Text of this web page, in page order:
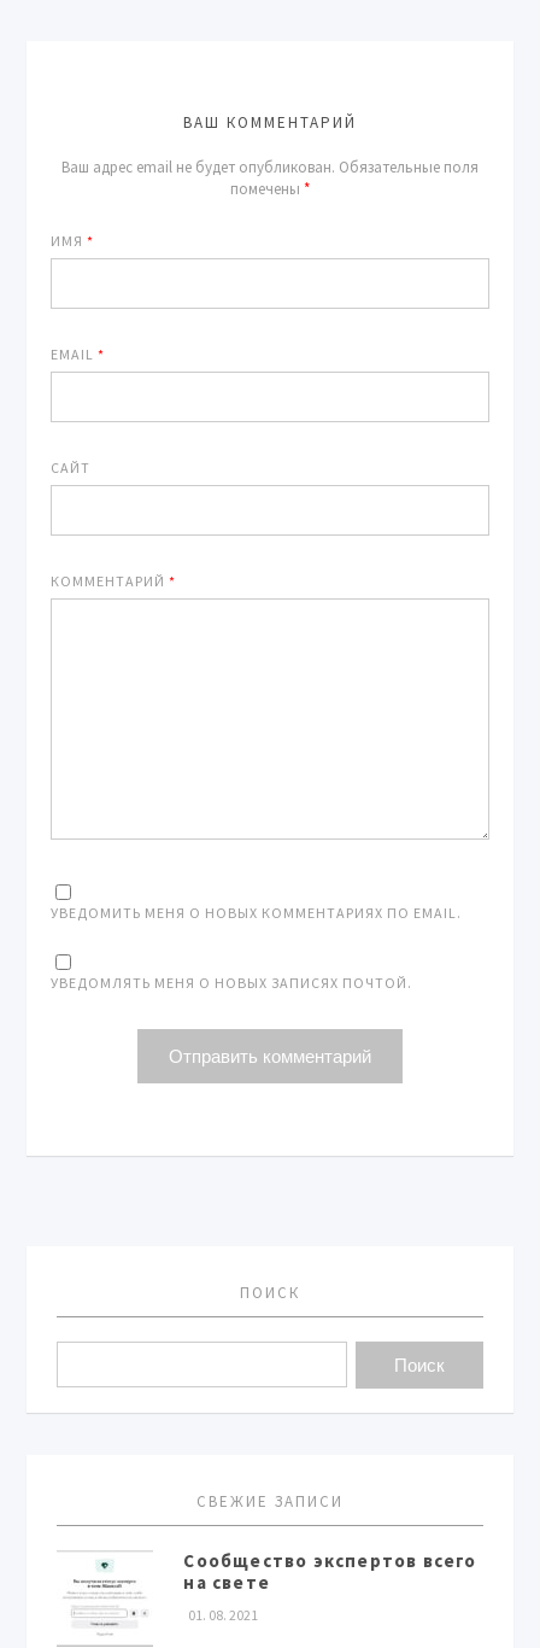
ВАШ КОММЕНТАРИЙ
Ваш адрес email не будет опубликован. Обязательные поля
помечены *
ИМЯ*
EMAIL*
САЙТ
КОММЕНТАРИЙ*
УВЕДОМИТЬ МЕНЯ О НОВЫХ КОММЕНТАРИЯХ ПО EMAIL.
УВЕДОМЛЯТЬ МЕНЯ О НОВЫХ ЗАПИСЯХ ПОЧТОЙ.
ПОИСК
СВЕЖИЕ ЗАПИСИ
Сообщество экспертов всего
на свете
01. 08. 2021